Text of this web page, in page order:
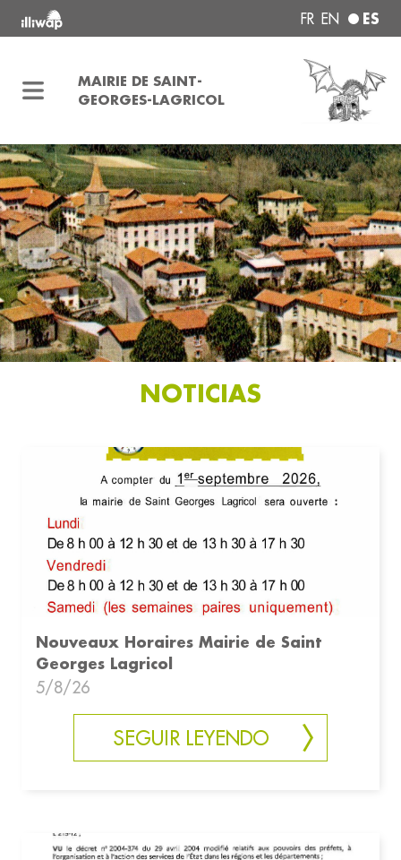
FR EN ES
MAIRIE DE SAINT-
GEORGES-LAGRICOL
NOTICIAS
Nouveaux Horaires Mairie de Saint
Georges Lagricol
5/8/26
SEGUIR LEYENDO